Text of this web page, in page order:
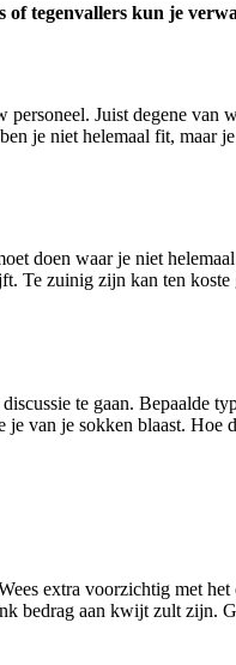
of tegenvallers kun je
Juist degene van
je niet helemaal fit, maar
doen waar je niet
Te zuinig zijn kan ten
te gaan. Bepaalde
van je sokken blaast.
extra voorzichtig met
bedrag aan kwijt zult zijn.